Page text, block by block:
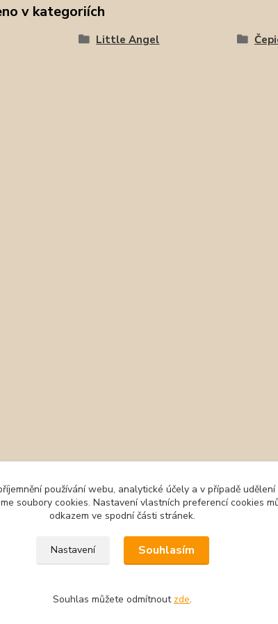
v kategoriích
Little Angel
používání webu, analytické účely a v případě
soubory cookies. Nastavení vlastních preferencí cookies
odkazem ve spodní části stránek.
Nastavení Souhlasím
Souhlas můžete odmítnout zde.